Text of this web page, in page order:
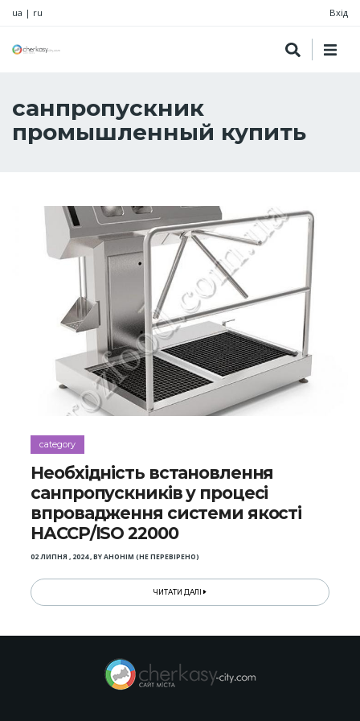
ua | ru Вхід
санпропускник
промышленный купить
category
Необхідність встановлення
санпропускників у процесі
впровадження системи якості
НАССР/ІSO 22000
02 ЛИПНЯ , 2024,BYАНОНІМ (НЕ ПЕРЕВІРЕНО)
ЧИТАТИ ДАЛІ